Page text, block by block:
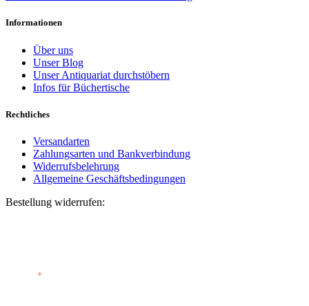
Informationen
Über uns
Unser Blog
Unser Antiquariat durchstöbern
Infos für Büchertische
Rechtliches
Versandarten
Zahlungsarten und Bankverbindung
Widerrufsbelehrung
Allgemeine Geschäftsbedingungen
Bestellung widerrufen:
*